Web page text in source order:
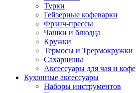
Турки
Гейзерные кофеварки
Фрэнч-прессы
Чашки и блюдца
Кружки
Термосы и Трермокружки
Сахарницы
Аксессуары для чая и кофе
Кухонные аксессуары
Наборы инструментов